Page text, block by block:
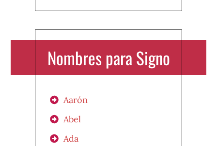
Nombres para Signo
Aarón
Abel
Ada